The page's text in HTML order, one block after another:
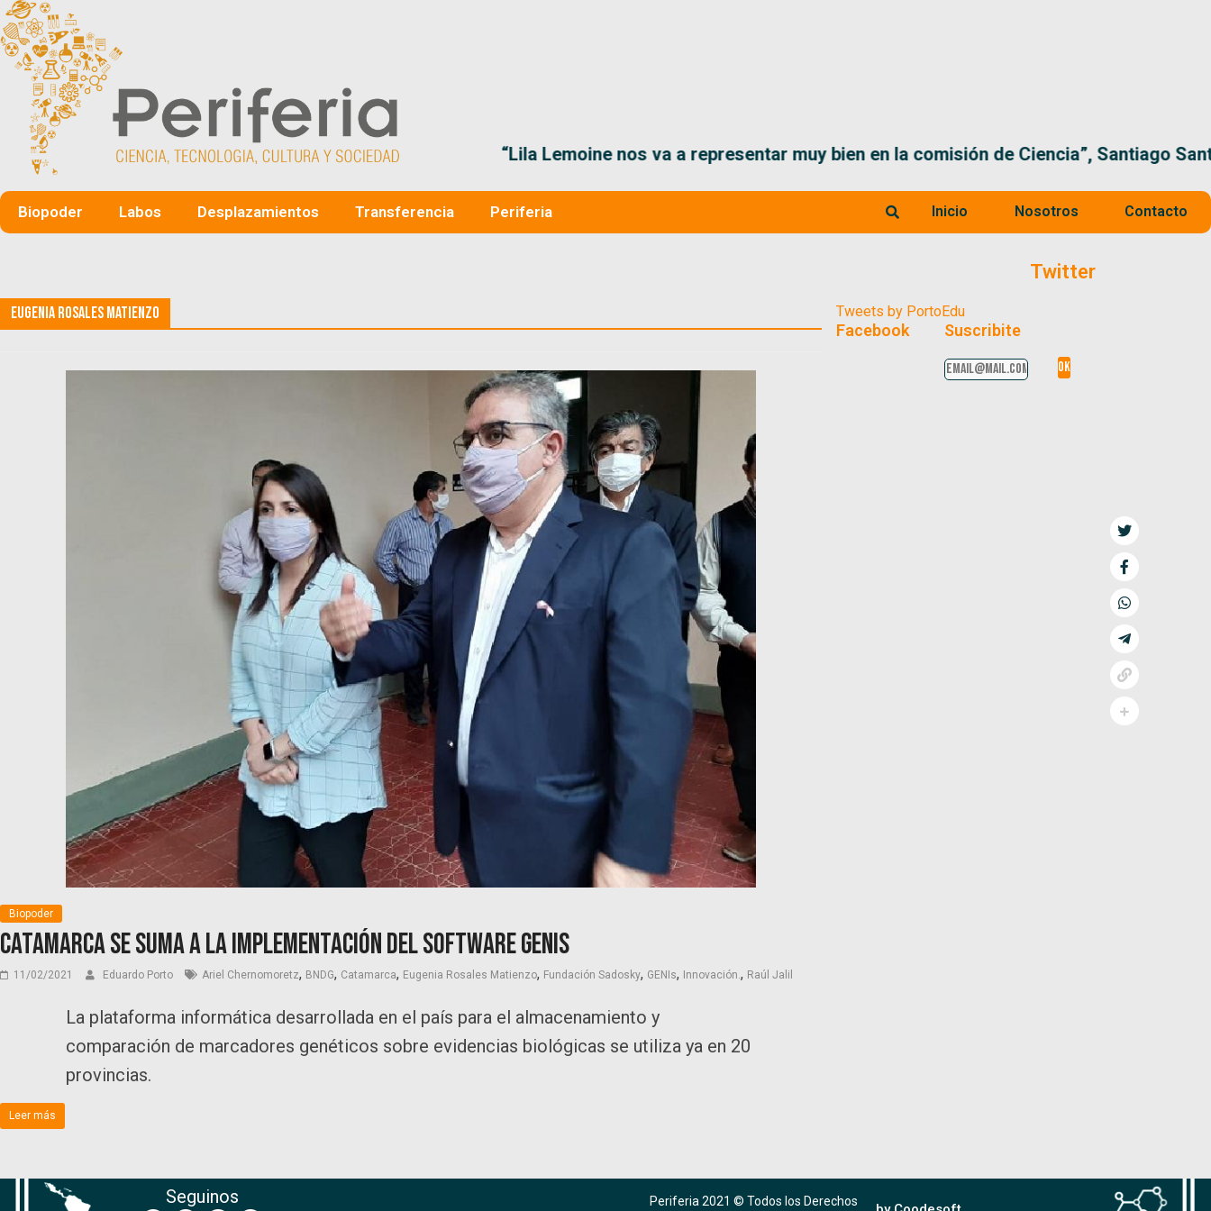
“Lila Lemoine nos va a representar muy bien en la comisión de Ciencia”, Santiago Santurio
Biopoder Labos Desplazamientos Transferencia Periferia Inicio Nosotros Contacto
Eugenia Rosales Matienzo
Biopoder
Catamarca se suma a la implementación del software GENis
11/02/2021 Eduardo Porto Ariel Chernomoretz, BNDG, Catamarca, Eugenia Rosales Matienzo, Fundación Sadosky, GENIs, Innovación., Raúl Jalil
La plataforma informática desarrollada en el país para el almacenamiento y
comparación de marcadores genéticos sobre evidencias biológicas se utiliza ya en 20
provincias.
Leer más
Twitter
Tweets by PortoEdu
Facebook Suscribite
Seguinos
Periferia 2021 © Todos los Derechos